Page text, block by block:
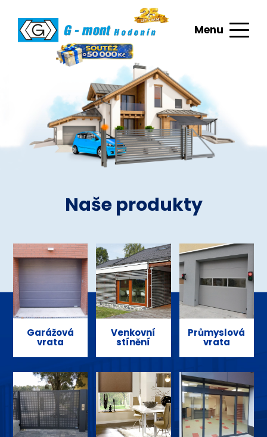
Menu
Naše produkty
Garážová
vrata
Venkovní
stínění
Průmyslová
vrata